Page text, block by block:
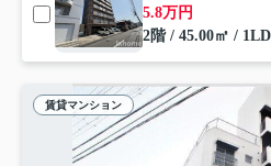
5.8万円
2階 / 45.00㎡ /
賃貸マンション